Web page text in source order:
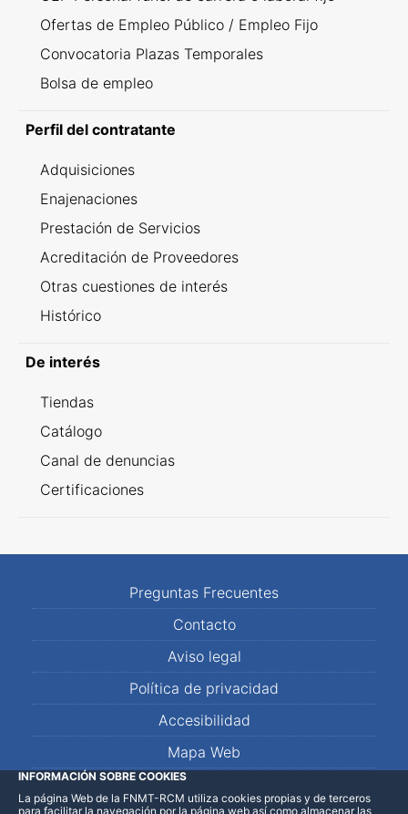
Ofertas de Empleo Público / Empleo Fijo
Convocatoria Plazas Temporales
Bolsa de empleo
Perfil del contratante
Adquisiciones
Enajenaciones
Prestación de Servicios
Acreditación de Proveedores
Otras cuestiones de interés
Histórico
De interés
Tiendas
Catálogo
Canal de denuncias
Certificaciones
Preguntas Frecuentes
Contacto
Aviso legal
Política de privacidad
Accesibilidad
Mapa Web
LinkedInFacebookWhatsApp
INFORMACIÓN SOBRE COOKIES
La página Web de la FNMT-RCM utiliza cookies propias y de terceros
para facilitar la navegación por la página web así como almacenar las